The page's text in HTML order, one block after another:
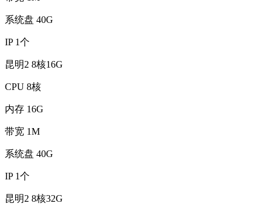
系统盘 40G
IP 1个
昆明2 8核16G
CPU 8核
内存 16G
带宽 1M
系统盘 40G
IP 1个
昆明2 8核32G